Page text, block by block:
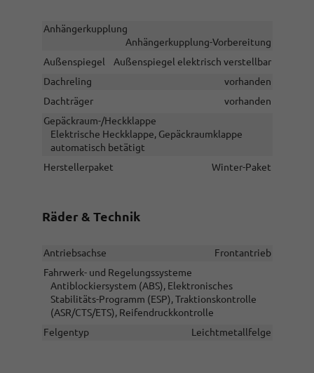
Anhängerkupplung
Anhängerkupplung-Vorbereitung
Außenspiegel
Außenspiegel elektrisch verstellbar
Dachreling
vorhanden
Dachträger
vorhanden
Gepäckraum-/Heckklappe
Elektrische Heckklappe, Gepäckraumklappe
automatisch betätigt
Herstellerpaket
Winter-Paket
Räder & Technik
Antriebsachse
Frontantrieb
Fahrwerk- und Regelungssysteme
Antiblockiersystem (ABS), Elektronisches
Stabilitäts-Programm (ESP), Traktionskontrolle
(ASR/CTS/ETS), Reifendruckkontrolle
Felgentyp
Leichtmetallfelge